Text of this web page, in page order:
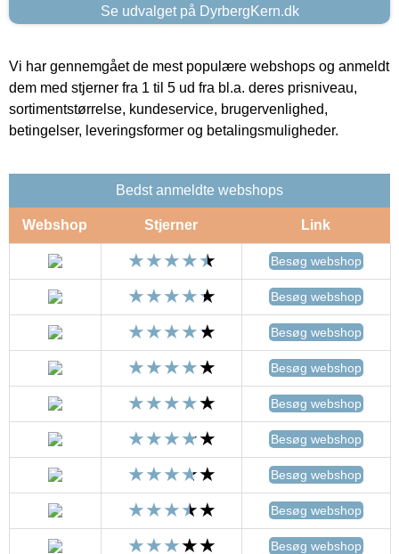
Se udvalget på DyrbergKern.dk
Vi har gennemgået de mest populære webshops og anmeldt
dem med stjerner fra 1 til 5 ud fra bl.a. deres prisniveau,
sortimentstørrelse, kundeservice, brugervenlighed,
betingelser, leveringsformer og betalingsmuligheder.
Bedst anmeldte webshops
Webshop Stjerner Link
Besøg webshop
Besøg webshop
Besøg webshop
Besøg webshop
Besøg webshop
Besøg webshop
Besøg webshop
Besøg webshop
Besøg webshop